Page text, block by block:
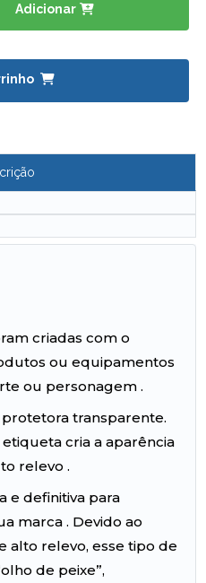
Adicionar
criadas com o
ou equipamentos
ou personagem .
transparente.
cria a aparência
relevo .
e definitiva para
marca . Devido ao
alto relevo, esse tipo de
de peixe”,